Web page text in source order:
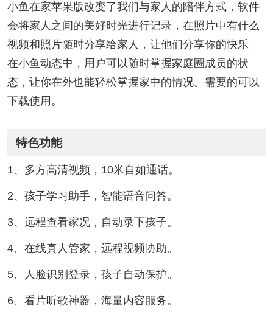
小鱼在家苹果版改变了我们与家人的陪伴方式，软件
会将家人之间的美好时光进行记录，在照片中有什么
视频和照片随时分享给家人，让他们分享你的快乐。
在小鱼动态中，用户可以随时掌握家庭圈成员的状
态，让你在外也能轻松掌握家中的情况。需要的可以
下载使用。
特色功能
1、多方高清视频，10米自如通话。
2、孩子学习助手，智能语音问答。
3、远程查看家况，自动录下孩子。
4、在线真人管家，远程视频协助。
5、人脸识别登录，孩子自动保护。
6、看片听歌神器，海量内容服务。